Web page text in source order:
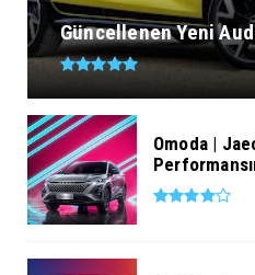
Güncellenen Yeni
Omoda |